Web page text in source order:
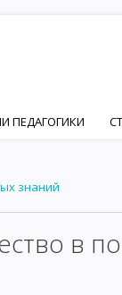
ПЕДАГОГИКИ
знаний
в